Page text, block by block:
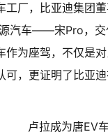
工厂，比亚迪集团
汽车——宋Pro，交
作为座驾，不仅是
可，更证明了比亚
卢拉成为唐EV